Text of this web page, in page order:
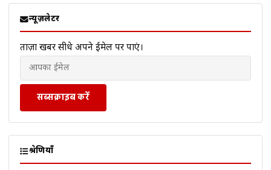
न्यूज़लेटर
ताज़ा खबरें सीधे अपने ईमेल पर पाएं।
सब्सक्राइब करें
श्रेणियाँ